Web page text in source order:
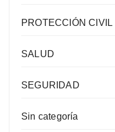
PROTECCIÓN CIVIL
SALUD
SEGURIDAD
Sin categoría